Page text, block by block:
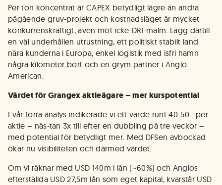
Per ton koncentrat är CAPEX betydligt lägre än andra
pågående gruv-projekt och kostnadsläget är mycket
konkurrenskraftigt, även mot icke-DRI-malm. Lägg därtill
en väl underhållen utrustning, ett politiskt stabilt land
nära kunderna i Europa, enkel logistik med isfri hamn
några kilometer bort och en grym partner i Anglo
American.
Värdet för Grangex aktieägare – mer kurspotential
I vår förra analys indikerade vi ett värde runt 40-50:- per
aktie – näs-tan 3x till efter en dubbling på tre veckor –
med potential för betydligt mer. Med DFSen avbockad
ökar nu visibiliteten och därmed värdet.
Om vi räknar med USD 140m i lån (~60%) och Anglos
efterställda USD 27,5m lån som eget kapital, kvarstår USD